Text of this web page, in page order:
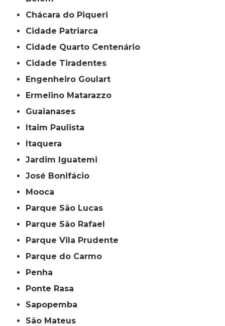
Chácara do Piqueri
Cidade Patriarca
Cidade Quarto Centenário
Cidade Tiradentes
Engenheiro Goulart
Ermelino Matarazzo
Guaianases
Itaim Paulista
Itaquera
Jardim Iguatemi
José Bonifácio
Mooca
Parque São Lucas
Parque São Rafael
Parque Vila Prudente
Parque do Carmo
Penha
Ponte Rasa
Sapopemba
São Mateus